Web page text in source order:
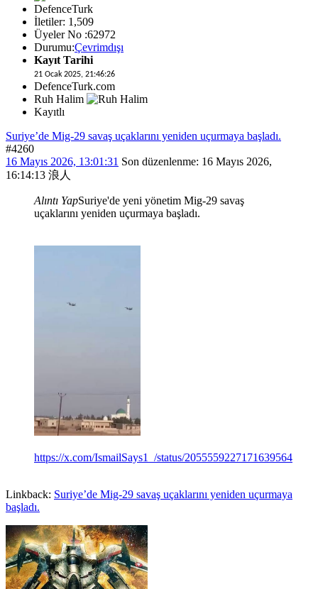
DefenceTurk
İletiler: 1,509
Üyeler No :62972
Durumu:Çevrimdışı
Kayıt Tarihi
21 Ocak 2025, 21:46:26
DefenceTurk.com
Ruh Halim
Kayıtlı
Suriye’de Mig-29 savaş uçaklarını yeniden uçurmaya başladı.
#4260
16 Mayıs 2026, 13:01:31 Son düzenlenme: 16 Mayıs 2026,
16:14:13 浪人
Alıntı YapSuriye'de yeni yönetim Mig-29 savaş
uçaklarını yeniden uçurmaya başladı.
https://x.com/IsmailSays1_/status/2055559227171639564
Linkback: Suriye’de Mig-29 savaş uçaklarını yeniden uçurmaya
başladı.